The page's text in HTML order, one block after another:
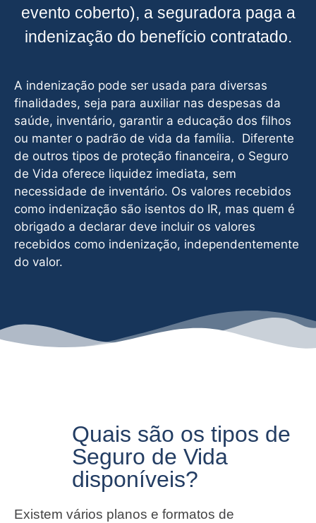
evento coberto), a seguradora paga a
indenização do benefício contratado.
A indenização pode ser usada para diversas
finalidades, seja para auxiliar nas despesas da
saúde, inventário, garantir a educação dos filhos
ou manter o padrão de vida da família. Diferente
de outros tipos de proteção financeira, o Seguro
de Vida oferece liquidez imediata, sem
necessidade de inventário. Os valores recebidos
como indenização são isentos do IR, mas quem é
obrigado a declarar deve incluir os valores
recebidos como indenização, independentemente
do valor.
Quais são os tipos de
Seguro de Vida
disponíveis?
Existem vários planos e formatos de